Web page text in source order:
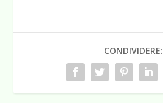
CONDIVIDERE: